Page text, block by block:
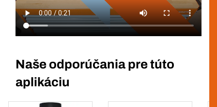
Naše odporúčania pre túto
aplikáciu